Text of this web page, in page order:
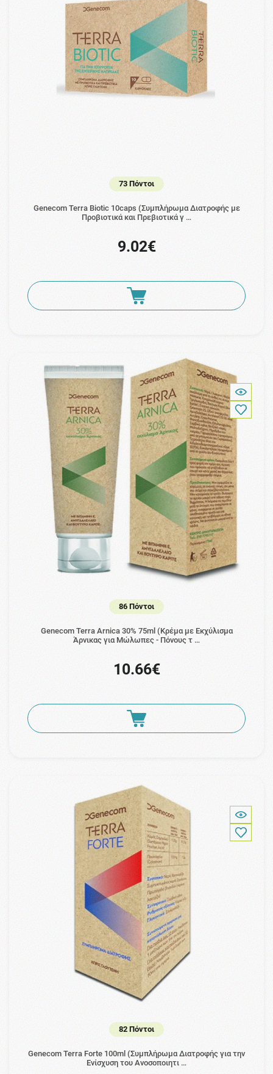
73 Πόντοι
Genecom Terra Biotic 10caps (Συμπλήρωμα Διατροφής με
Προβιοτικά και Πρεβιοτικά γ …
9.02€
86 Πόντοι
Genecom Terra Arnica 30% 75ml (Κρέμα με Εκχύλισμα
Άρνικας για Μώλωπες - Πόνους τ …
10.66€
82 Πόντοι
Genecom Terra Forte 100ml (Συμπλήρωμα Διατροφής για την
Ενίσχυση του Ανοσοποιητι …